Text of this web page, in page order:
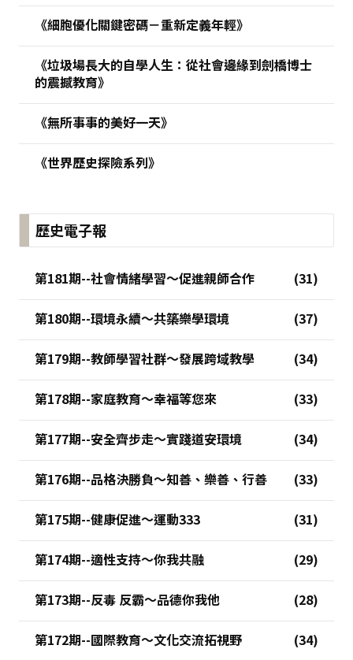
《細胞優化關鍵密碼－重新定義年輕》
《垃圾場長大的自學人生：從社會邊緣到劍橋博士
的震撼教育》
《無所事事的美好一天》
《世界歷史探險系列》
歷史電子報
第181期--社會情緒學習～促進親師合作
第180期--環境永續～共築樂學環境
第179期--教師學習社群～發展跨域教學
第178期--家庭教育～幸福等您來
第177期--安全齊步走～實踐道安環境
第176期--品格決勝負～知善、樂善、行善
第175期--健康促進～運動333
第174期--適性支持～你我共融
第173期--反毒 反霸～品德你我他
第172期--國際教育～文化交流拓視野